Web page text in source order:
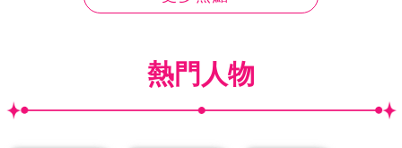
熱門人物